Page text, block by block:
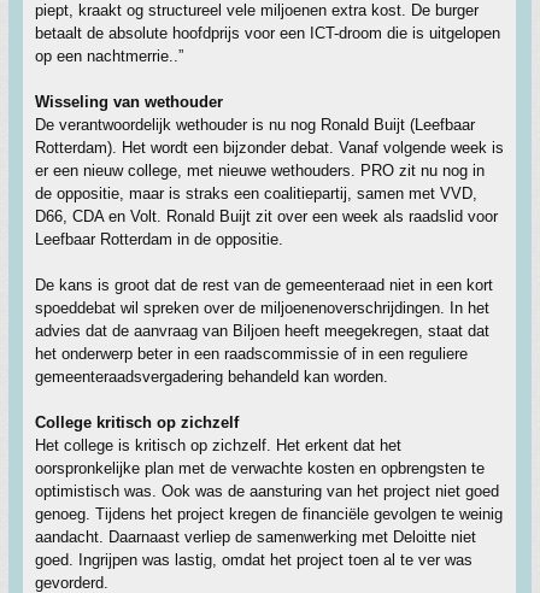
piept, kraakt og structureel vele miljoenen extra kost. De burger
betaalt de absolute hoofdprijs voor een ICT-droom die is uitgelopen
op een nachtmerrie..”
Wisseling van wethouder
De verantwoordelijk wethouder is nu nog Ronald Buijt (Leefbaar
Rotterdam). Het wordt een bijzonder debat. Vanaf volgende week is
er een nieuw college, met nieuwe wethouders. PRO zit nu nog in
de oppositie, maar is straks een coalitiepartij, samen met VVD,
D66, CDA en Volt. Ronald Buijt zit over een week als raadslid voor
Leefbaar Rotterdam in de oppositie.
De kans is groot dat de rest van de gemeenteraad niet in een kort
spoeddebat wil spreken over de miljoenenoverschrijdingen. In het
advies dat de aanvraag van Biljoen heeft meegekregen, staat dat
het onderwerp beter in een raadscommissie of in een reguliere
gemeenteraadsvergadering behandeld kan worden.
College kritisch op zichzelf
Het college is kritisch op zichzelf. Het erkent dat het
oorspronkelijke plan met de verwachte kosten en opbrengsten te
optimistisch was. Ook was de aansturing van het project niet goed
genoeg. Tijdens het project kregen de financiële gevolgen te weinig
aandacht. Daarnaast verliep de samenwerking met Deloitte niet
goed. Ingrijpen was lastig, omdat het project toen al te ver was
gevorderd.